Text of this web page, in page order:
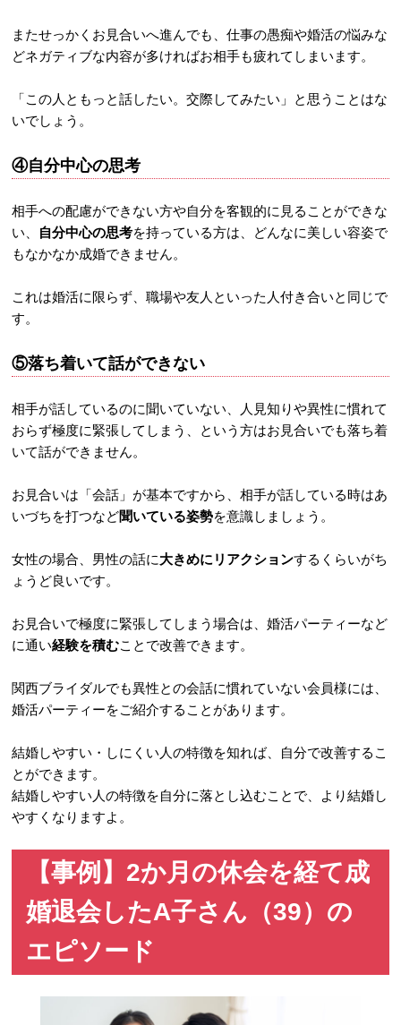
またせっかくお見合いへ進んでも、仕事の愚痴や婚活の悩みな
どネガティブな内容が多ければお相手も疲れてしまいます。
「この人ともっと話したい。交際してみたい」と思うことはな
いでしょう。
④自分中心の思考
相手への配慮ができない方や自分を客観的に見ることができな
い、 自分中心の思考を持っている方は、どんなに美しい容姿で
もなかなか成婚できません。
これは婚活に限らず、職場や友人といった人付き合いと同じで
す。
⑤落ち着いて話ができない
相手が話しているのに聞いていない、人見知りや異性に慣れて
おらず極度に緊張してしまう、という方はお見合いでも落ち着
いて話ができません。
お見合いは「会話」が基本ですから、相手が話している時はあ
いづちを打つなど聞いている姿勢を意識しましょう。
女性の場合、男性の話に大きめにリアクションするくらいがち
ょうど良いです。
お見合いで極度に緊張してしまう場合は、婚活パーティーなど
に通い経験を積むことで改善できます。
関西ブライダルでも異性との会話に慣れていない会員様には、
婚活パーティーをご紹介することがあります。
結婚しやすい・しにくい人の特徴を知れば、自分で改善するこ
とができます。
結婚しやすい人の特徴を自分に落とし込むことで、より結婚し
やすくなりますよ。
【事例】2か月の休会を経て成
婚退会したA子さん（39）の
エピソード